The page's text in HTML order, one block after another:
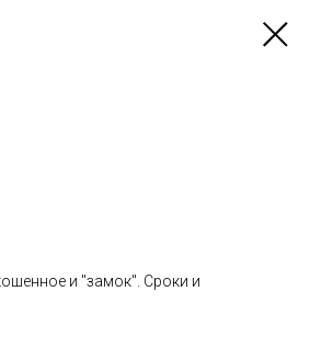
и "замок". Сроки и